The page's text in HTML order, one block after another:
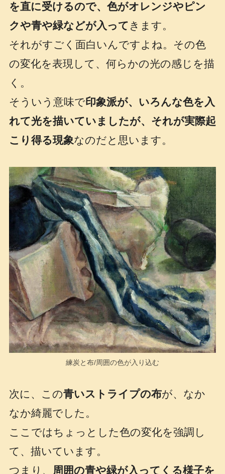
を直に受けるので、色がオレンジやピン
クや青や緑などが入って きます。
それがすごく面白いんですよね。その色
の変化を表現して、何らかの光の感じを描
く。
そういう意味で印象派が、いろんな色を入
れて光を描いていましたが、それが実際起
こり得る現象なのだと思います。
練炭と布/周囲の色が入り込む
次に、この青いストライプの布が、なか
なか綺麗でした。
ここではちょっとした色の変化を強調し
て、描いています。
つまり、 周囲の青や緑が入ってくる様子を